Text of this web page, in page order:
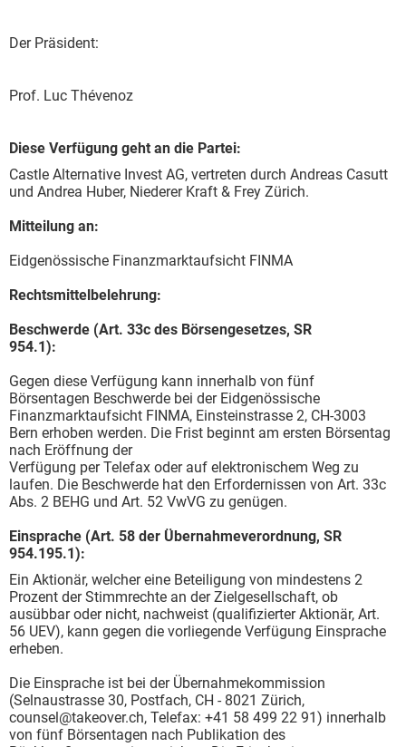
Der Präsident:
Prof. Luc Thévenoz
Diese Verfügung geht an die Partei:
Castle Alternative Invest AG, vertreten durch Andreas Casutt
und Andrea Huber, Niederer Kraft & Frey Zürich.
Mitteilung an:
Eidgenössische Finanzmarktaufsicht FINMA
Rechtsmittelbelehrung:
Beschwerde (Art. 33c des Börsengesetzes, SR
954.1):
Gegen diese Verfügung kann innerhalb von fünf
Börsentagen Beschwerde bei der Eidgenössische
Finanzmarktaufsicht FINMA, Einsteinstrasse 2, CH-3003
Bern erhoben werden. Die Frist beginnt am ersten Börsentag
nach Eröffnung der
Verfügung per Telefax oder auf elektronischem Weg zu
laufen. Die Beschwerde hat den Erfordernissen von Art. 33c
Abs. 2 BEHG und Art. 52 VwVG zu genügen.
Einsprache (Art. 58 der Übernahmeverordnung, SR
954.195.1):
Ein Aktionär, welcher eine Beteiligung von mindestens 2
Prozent der Stimmrechte an der Zielgesellschaft, ob
ausübbar oder nicht, nachweist (qualifizierter Aktionär, Art.
56 UEV), kann gegen die vorliegende Verfügung Einsprache
erheben.
Die Einsprache ist bei der Übernahmekommission
(Selnaustrasse 30, Postfach, CH - 8021 Zürich,
counsel@takeover.ch, Telefax: +41 58 499 22 91) innerhalb
von fünf Börsentagen nach Publikation des